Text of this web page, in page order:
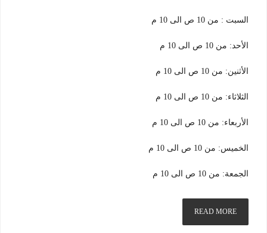
السبت : من 10 ص الى 10 م
الأحد: من 10 ص الى 10 م
الأثنين: من 10 ص الى 10 م
الثلاثاء: من 10 ص الى 10 م
الأربعاء: من 10 ص الى 10 م
الخميس: من 10 ص الى 10 م
الجمعة: من 10 ص الى 10 م
READ MORE